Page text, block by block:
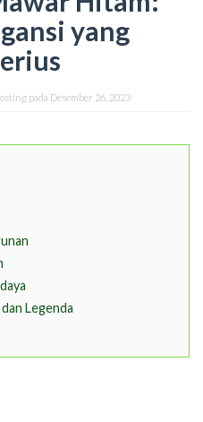
yang
pada Desember 26, 2023
Legenda